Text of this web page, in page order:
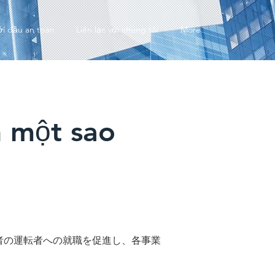
đầu an toàn Liên lạc với chúng tôi More
sao
運転者への就職を促進し、各事業